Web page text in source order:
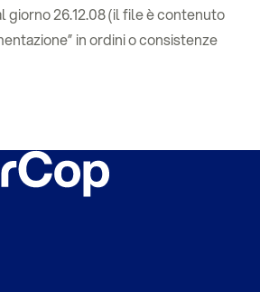
giorno 26.12.08 (il file è contenuto
in ordini o consistenze